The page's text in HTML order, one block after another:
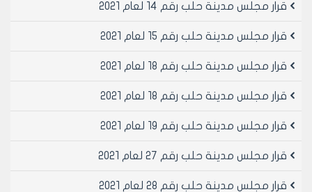
قرار مجلس مدينة حلب رقم 14 لعام 2021
قرار مجلس مدينة حلب رقم 15 لعام 2021
قرار مجلس مدينة حلب رقم 18 لعام 2021
قرار مجلس مدينة حلب رقم 18 لعام 2021
قرار مجلس مدينة حلب رقم 19 لعام 2021
قرار مجلس مدينة حلب رقم 27 لعام 2021
قرار مجلس مدينة حلب رقم 28 لعام 2021